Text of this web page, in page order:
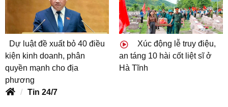
Dự luật đề xuất bỏ 40 điều
kiện kinh doanh, phân
quyền mạnh cho địa
phương
Xúc động lễ truy điệu,
an táng 10 hài cốt liệt sĩ ở
Hà Tĩnh
Tin 24/7